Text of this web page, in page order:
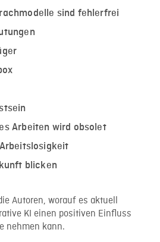
sind fehlerfrei
Arbeiten wird obsolet
blicken
Autoren, worauf es aktuell
KI einen positiven Einfluss
nehmen kann.